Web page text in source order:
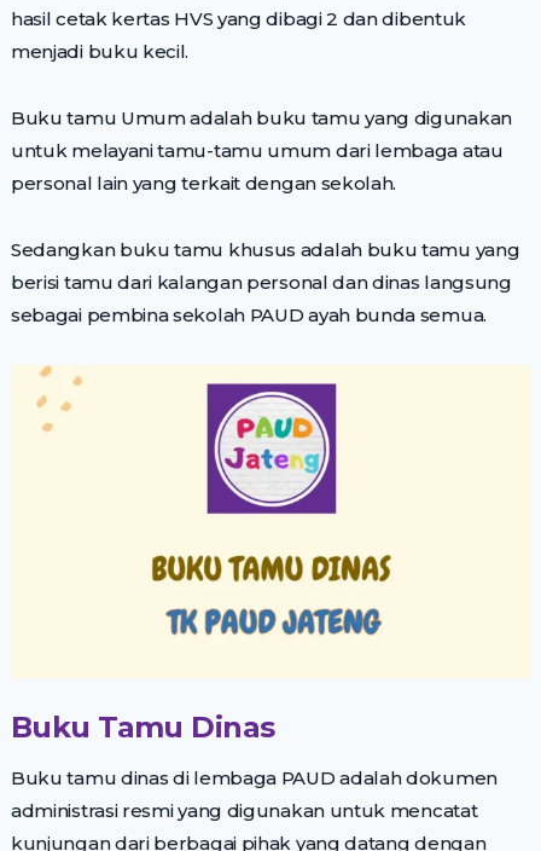
hasil cetak kertas HVS yang dibagi 2 dan dibentuk
menjadi buku kecil.
Buku tamu Umum adalah buku tamu yang digunakan
untuk melayani tamu-tamu umum dari lembaga atau
personal lain yang terkait dengan sekolah.
Sedangkan buku tamu khusus adalah buku tamu yang
berisi tamu dari kalangan personal dan dinas langsung
sebagai pembina sekolah PAUD ayah bunda semua.
Buku Tamu Dinas
Buku tamu dinas di lembaga PAUD adalah dokumen
administrasi resmi yang digunakan untuk mencatat
kunjungan dari berbagai pihak yang datang dengan